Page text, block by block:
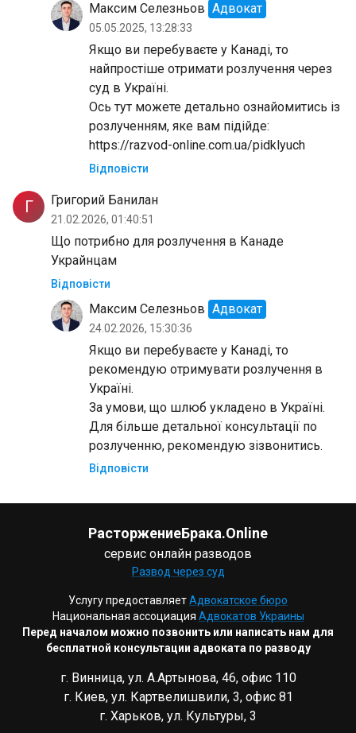
Максим Селезньов Адвокат
05.05.2025, 13:28:33
Якщо ви перебуваєте у Канаді, то
найпростіше отримати розлучення через
суд в Україні.
Ось тут можете детально ознайомитись із
розлученням, яке вам підійде:
https://razvod-online.com.ua/pidklyuch
Відповісти
Г Григорий Банилан
21.02.2026, 01:40:51
Що потрибно для розлучення в Канаде
Украйнцам
Відповісти
Максим Селезньов Адвокат
24.02.2026, 15:30:36
Якщо ви перебуваєте у Канаді, то
рекомендую отримувати розлучення в
Україні.
За умови, що шлюб укладено в Україні.
Для більше детальної консультації по
розлученню, рекомендую зізвонитись.
Відповісти
РасторжениеБрака.Online
сервис онлайн разводов
Развод через суд
Услугу предоставляетАдвокатское бюро
Национальная ассоциация Адвокатов Украины
Перед началом можно позвонить или написать нам для
бесплатной консультации адвоката по разводу
г. Винница, ул. А.Артынова, 46, офис 110
г. Киев, ул. Картвелишвили, 3, офис 81
г. Харьков, ул. Культуры, 3